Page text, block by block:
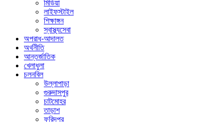
মিডিয়া
লাইফস্টাইল
শিক্ষাঙ্গন
স্বাস্থ্যসেবা
অপরাধ-আদালত
অর্থনীতি
আন্তর্জাতিক
খেলাধুলা
চলনবিল
উল্লাপাড়া
গুরুদাসপুর
চাটমোহর
তাড়াশ
ফরিদপুর